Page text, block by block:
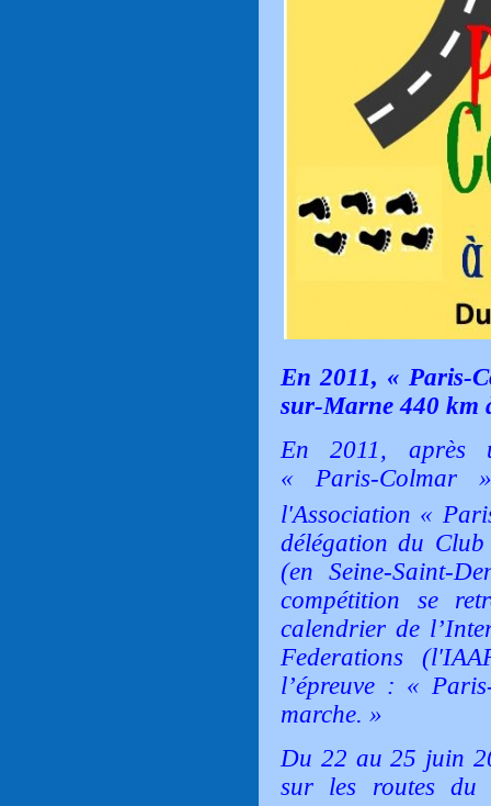
En 2011, « Paris-
sur-Marne 440 km
En 2011, après
« Paris-Colmar
l'Association «
délégation du
(en Seine-Saint-
compétition se
calendrier de
Federations
l’épreuve : «
marche. »
Du 22 au 25 juin
sur les routes